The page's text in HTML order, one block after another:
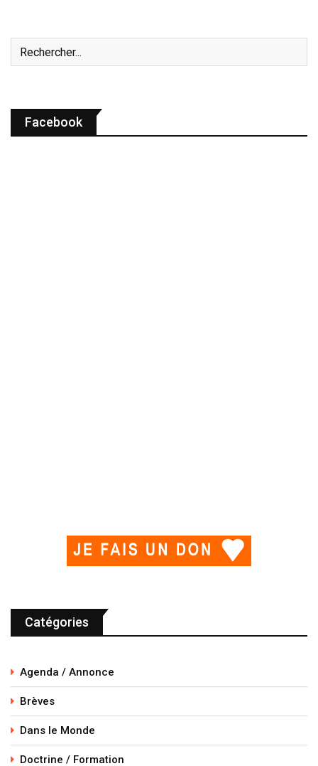
Facebook
Catégories
Agenda / Annonce
Brèves
Dans le Monde
Doctrine / Formation